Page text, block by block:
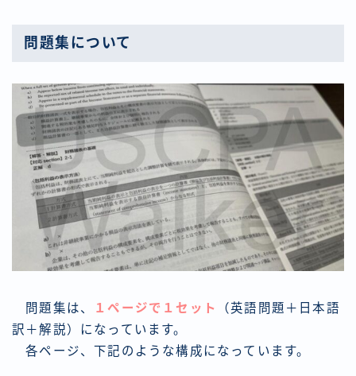
問題集について
問題集は、 １ページで１セット
（英語問題＋日本語
訳＋解説）になっています。
各ページ、下記のような構成になっています。